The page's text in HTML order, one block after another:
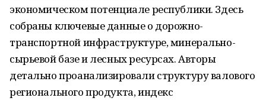
экономическом потенциале республики. Здесь
собраны ключевые данные о дорожно-
транспортной инфраструктуре, минерально-
сырьевой базе и лесных ресурсах. Авторы
детально проанализировали структуру валового
регионального продукта, индекс